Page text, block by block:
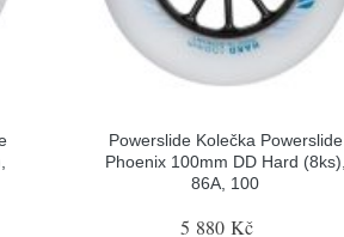
Powerslide Kolečka Powerslide
Phoenix 100mm DD Hard (8ks),
86A, 100
5 880 Kč